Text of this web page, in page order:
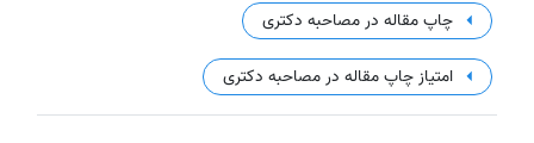
چاپ مقاله در مصاحبه دکتری
امتیاز چاپ مقاله در مصاحبه دکتری